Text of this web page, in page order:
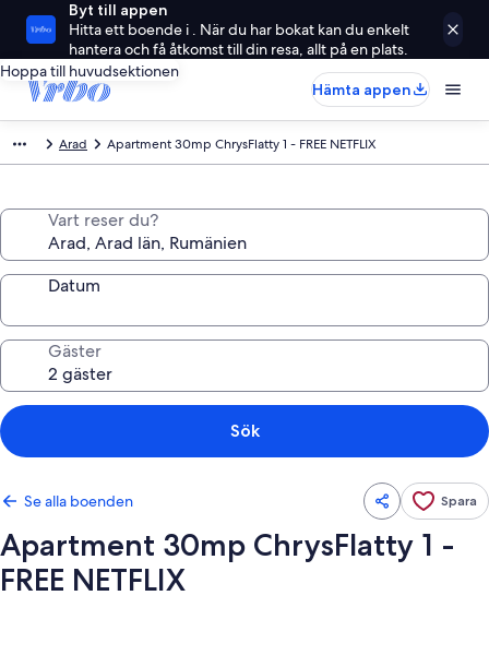
Byt till appen
Hitta ett boende i . När du har bokat kan du enkelt
hantera och få åtkomst till din resa, allt på en plats.
Hoppa till huvudsektionen
Hämta appen
Arad Apartment 30mp ChrysFlatty 1 - FREE NETFLIX
Vart reser du?
Datum
Gäster
Sök
Se alla boenden Spara
Apartment 30mp ChrysFlatty 1 -
FREE NETFLIX